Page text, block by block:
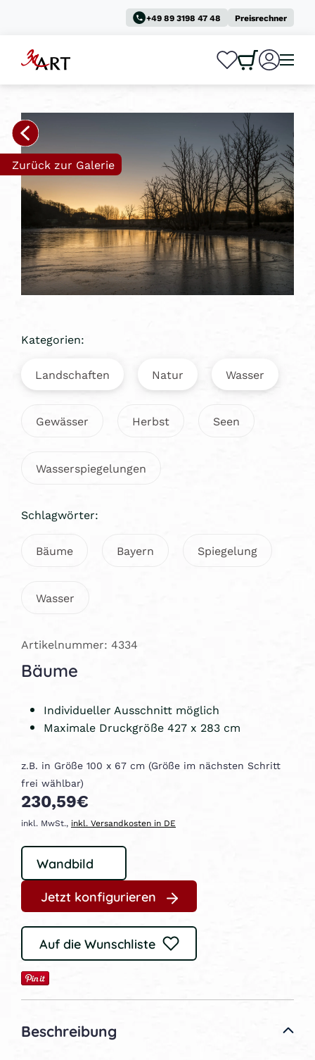
+49 89 3198 47 48 Preisrechner
0
Zurück zur Galerie
Kategorien:
Landschaften Natur Wasser
Gewässer Herbst Seen
Wasserspiegelungen
Schlagwörter:
Bäume Bayern Spiegelung
Wasser
Artikelnummer: 4334
Bäume
Individueller Ausschnitt möglich
Maximale Druckgröße 427 x 283 cm
z.B. in Größe 100 x 67 cm (Größe im nächsten Schritt
frei wählbar)
230,59€
inkl. MwSt., inkl. Versandkosten in DE
Jetzt konfigurieren
Auf die Wunschliste
Beschreibung